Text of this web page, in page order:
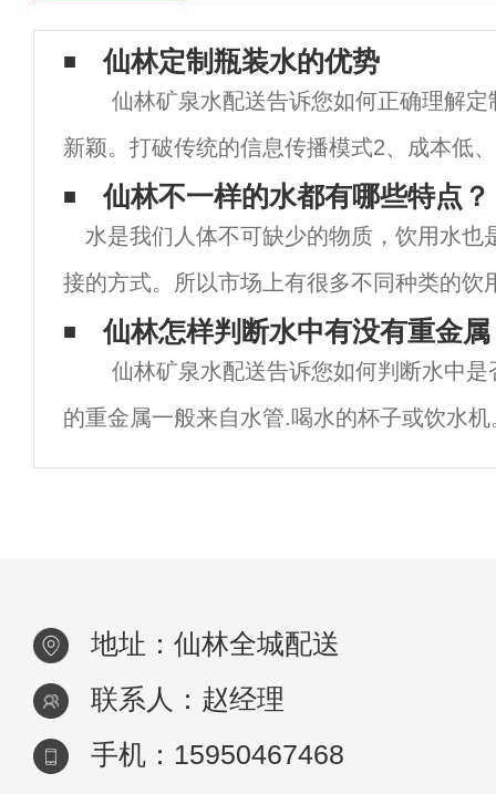
仙林定制瓶装水的优势
仙林矿泉水配送告诉您如何正确理解定
新颖。打破传统的信息传播模式2、成本低
成本低、停留时间长等优点，与传统广告媒
更好的市场回报。3、
仙林不一样的水都有哪些特点？
水是我们人体不可缺少的物质，饮用水也
接的方式。所以市场上有很多不同种类的饮
一样。虽然水没有味道，但由于水源不同，
调整方法不同，最终会有不同的水味.味道
仙林怎样判断水中有没有重金属
仙林矿泉水配送告诉您如何判断水中是
的重金属一般来自水管.喝水的杯子或饮水
水中是否有重金属呢？营养示，含有重金属
地址：仙林全城配送
联系人：赵经理
手机：15950467468